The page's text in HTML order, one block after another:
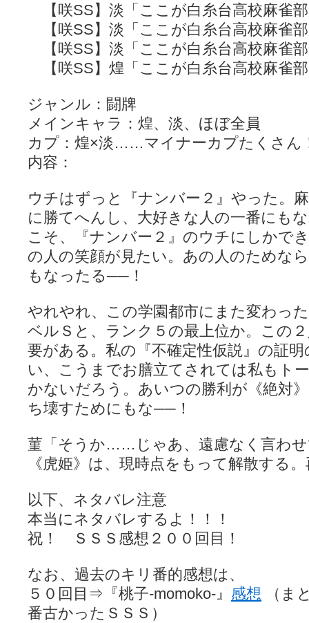
【咲SS】淡「ここが白糸台高校麻雀
【咲SS】淡「ここが白糸台高校麻雀
【咲SS】淡「ここが白糸台高校麻雀
【咲SS】煌「ここが白糸台高校麻雀
ジャンル：闘牌
メインキャラ：煌、淡、ほぼ全員
カプ：煌×淡……マイナーカプたくさん
内容：
ウチはずっと『ナンバー２』やった。
に勝てへんし、大好きな人の一番に
こそ、『ナンバー２』のウチにしかで
の人の笑顔が見たい。あの人のためな
もなったる──！
やれやれ、この学園都市にまた変わっ
ベルＳと、ランク５の最上位か。この
要がある。私の『不確定性仮説』の証
い、こうまでお膳立てされては私もト
かないだろう。あいつの勝利が《絶対
ち壊すためにもな──！
菫「そうか……じゃあ、遠慮なく言わ
《虎姫》は、現時点をもって解散する
以下、ネタバレ注意
本当にネタバレするよ！！！
祝！ ＳＳＳ感想２００回目！
なお、過去のキリ番的感想は、
５０回目⇒『桃子-momoko-』 感想 （ま
番古かったＳＳＳ）